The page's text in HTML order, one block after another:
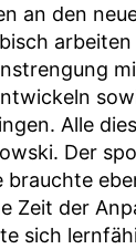
an den
Alle
Der
brauchte
Zeit der
sich